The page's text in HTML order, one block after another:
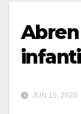
JUN 15, 2020